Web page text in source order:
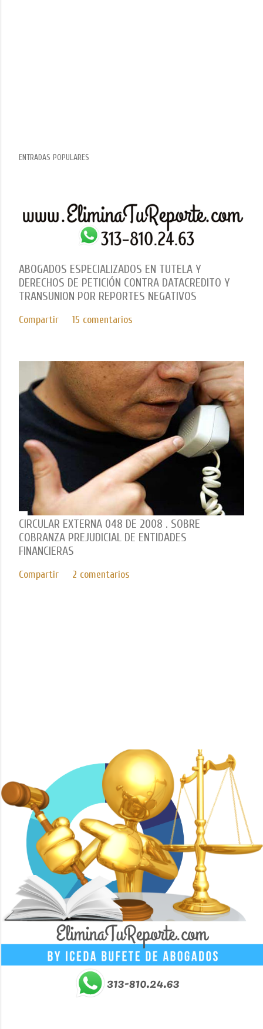
ENTRADAS POPULARES
ABOGADOS ESPECIALIZADOS EN TUTELA Y
DERECHOS DE PETICIÓN CONTRA DATACREDITO Y
TRANSUNION POR REPORTES NEGATIVOS
Compartir 15 comentarios
CIRCULAR EXTERNA 048 DE 2008 . SOBRE
COBRANZA PREJUDICIAL DE ENTIDADES
FINANCIERAS
Compartir 2 comentarios